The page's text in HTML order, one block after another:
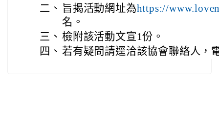
二、 旨揭活動網址為https://
名。
三、 檢附該活動文宣1份。
四、 若有疑問請逕洽該協會聯絡人，